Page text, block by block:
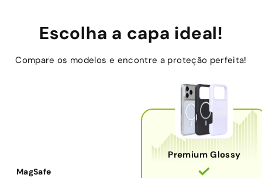
Escolha a capa ideal!
Compare os modelos e encontre a proteção perfeita!
Premium Glossy
MagSafe